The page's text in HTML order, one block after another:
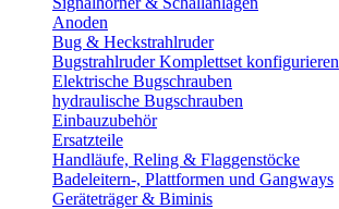
Anoden
Bug & Heckstrahlruder
Bugstrahlruder Komplettset konfigurieren
Elektrische Bugschrauben
hydraulische Bugschrauben
Einbauzubehör
Ersatzteile
Handläufe, Reling & Flaggenstöcke
Badeleitern-, Plattformen und Gangways
Geräteträger & Biminis